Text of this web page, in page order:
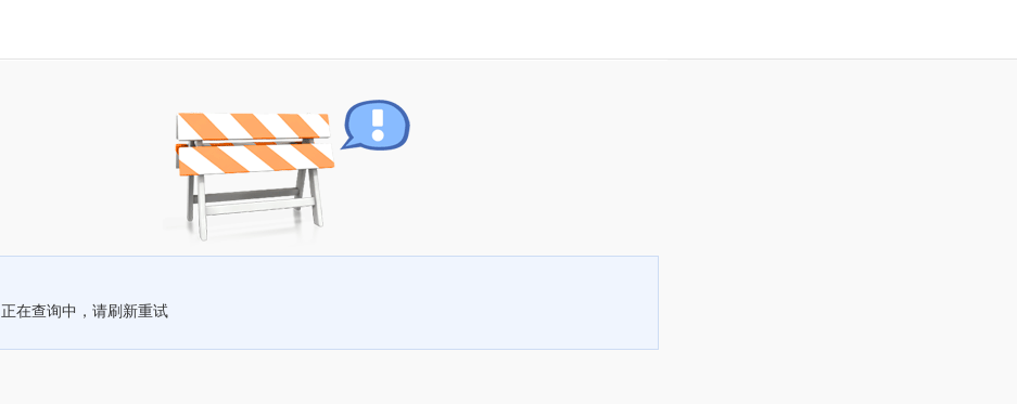
正在查询中，请刷新重试